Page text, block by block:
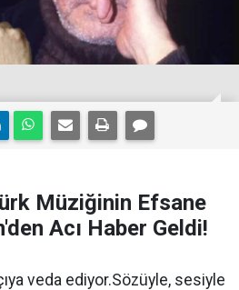
Müziğinin Efsane
Acı Haber Geldi!
veda ediyor.Sözüyle, sesiyle